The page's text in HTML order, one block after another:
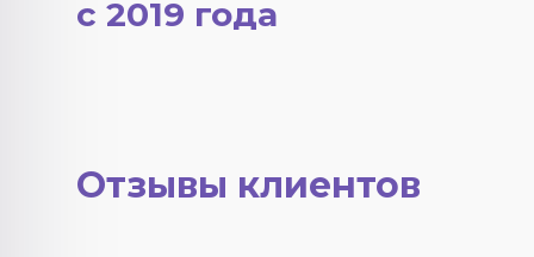
с 2019 года
Отзывы клиентов